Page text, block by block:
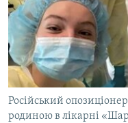
ПОДКАСТИ
КРИМ РЕАЛІЇ
РУС
УКР
КТАТ
Російський
родиною в лікарні